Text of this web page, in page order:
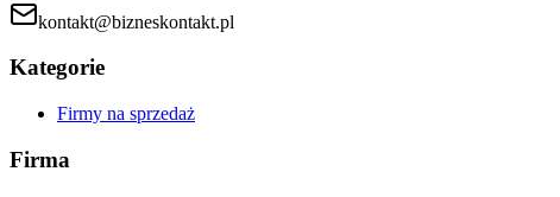
kontakt@bizneskontakt.pl
Kategorie
Firmy na sprzedaż
Firma